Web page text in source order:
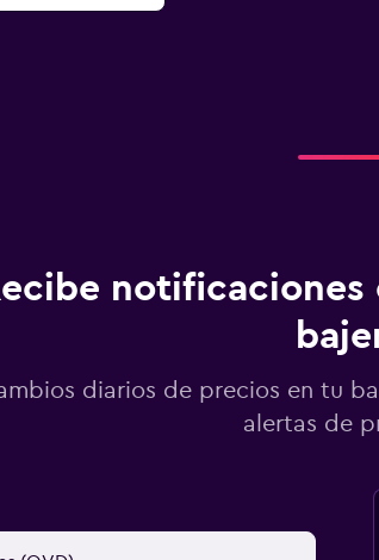
notificaciones
diarios de precios en tu
alertas de